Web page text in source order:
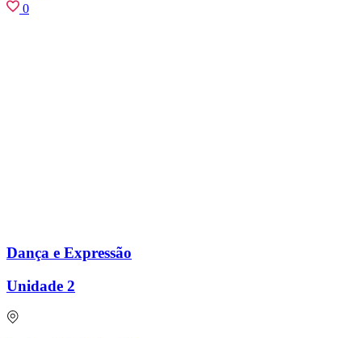
0
Dança e Expressão
Unidade 2